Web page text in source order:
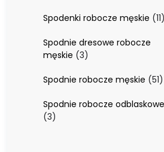
Spodenki robocze męskie 1111
Spodnie dresowe robocze
męskie 33
Spodnie robocze męskie 5151
Spodnie robocze odblaskowe
33